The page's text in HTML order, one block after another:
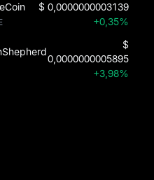
$ 0,0000000003139
+0,35%
$
0,0000000005895
+3,98%